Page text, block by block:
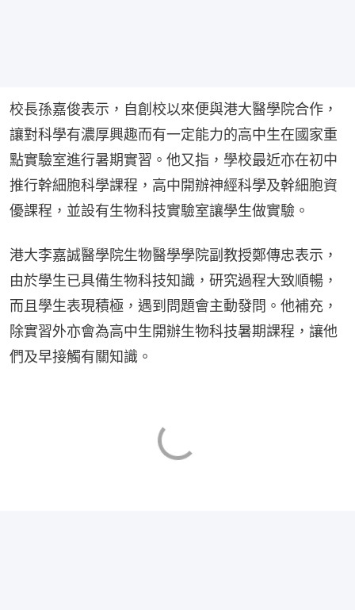
校長孫嘉俊表示，自創校以來便與港大醫學院合作，
讓對科學有濃厚興趣而有一定能力的高中生在國家重
點實驗室進行暑期實習。他又指，學校最近亦在初中
推行幹細胞科學課程，高中開辦神經科學及幹細胞資
優課程，並設有生物科技實驗室讓學生做實驗。
港大李嘉誠醫學院生物醫學學院副教授鄭傳忠表示，
由於學生已具備生物科技知識，研究過程大致順暢，
而且學生表現積極，遇到問題會主動發問。他補充，
除實習外亦會為高中生開辦生物科技暑期課程，讓他
們及早接觸有關知識。